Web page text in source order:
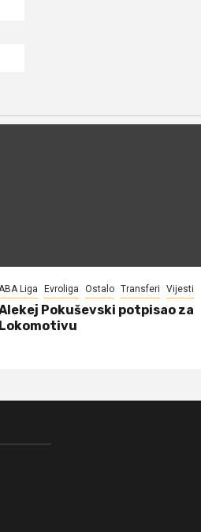
Liga Evroliga Ostalo Transferi Vijesti
Pokuševski potpisao za
Lokomotivu